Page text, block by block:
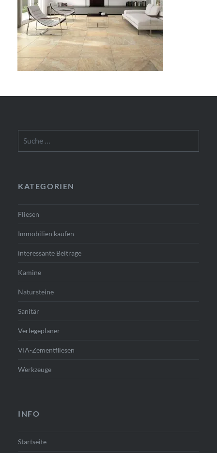
nach:
KATEGORIEN
Fliesen
Immobilien kaufen
interessante Beiträge
Kamine
Natursteine
Sanitär
Verlegeplaner
VIA-Zementfliesen
Werkzeuge
INFO
Startseite